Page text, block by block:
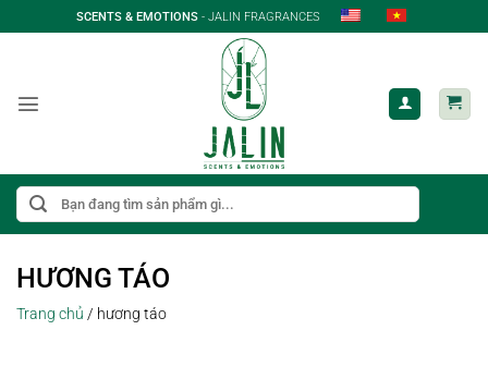
qua
SCENTS & EMOTIONS - JALIN FRAGRANCES
Tìm
kiếm:
HƯƠNG TÁO
Trang chủ / hương táo